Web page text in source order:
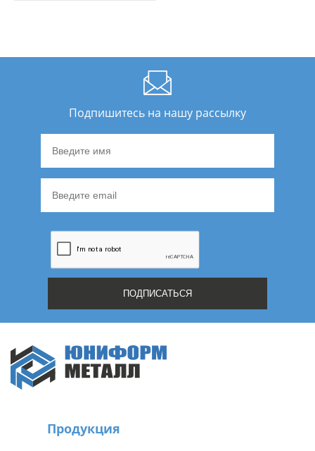
Подпишитесь на нашу рассылку
Продукция